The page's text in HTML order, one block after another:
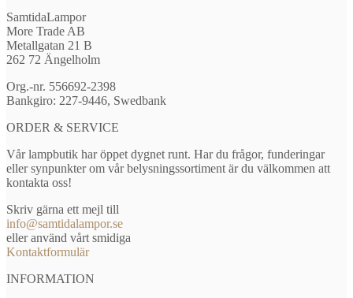
SamtidaLampor
More Trade AB
Metallgatan 21 B
262 72 Ängelholm
Org.-nr. 556692-2398
Bankgiro: 227-9446, Swedbank
ORDER & SERVICE
Vår lampbutik har öppet dygnet runt. Har du frågor, funderingar
eller synpunkter om vår belysningssortiment är du välkommen att
kontakta oss!
Skriv gärna ett mejl till
info@samtidalampor.se
eller använd vårt smidiga
Kontaktformulär
INFORMATION